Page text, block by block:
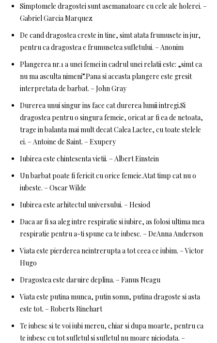
Simptomele dragostei sunt asemanatoare cu cele ale holerei. –
Gabriel Garcia Marquez
De cand dragostea creste in tine, simt atata frumusete in jur,
pentru ca dragostea e frumusetea sufletului. – Anonim
Plangerea nr.1 a unei femei in cadrul unei relatii este: „simt ca
nu ma asculta nimeni”.Pana si aceasta plangere este gresit
interpretata de barbat. – John Gray
Durerea unui singur ins face cat durerea lumii intregi.Si
dragostea pentru o singura femeie, oricat ar fi ea de netoata,
trage in balanta mai mult decat Calea Lactee, cu toate stelele
ei. – Antoine de Saint. – Exupery
Iubirea este chintesenta vietii. – Albert Einstein
Un barbat poate fi fericit cu orice femeie.Atat timp cat nu o
iubeste. – Oscar Wilde
Iubirea este arhitectul universului. – Hesiod
Daca ar fi sa aleg intre respiratie si iubire, as folosi ultima mea
respiratie pentru a-ti spune ca te iubesc. – DeAnna Anderson
Viata este pierderea neintrerupta a tot ceea ce iubim. – Victor
Hugo
Dragostea este daruire deplina. – Fanus Neagu
Viata este putina munca, putin somn, putina dragoste si asta
este tot. – Roberts Rinehart
Te iubesc si te voi iubi mereu, chiar si dupa moarte, pentru ca
te iubesc cu tot sufletul si sufletul nu moare niciodata. –